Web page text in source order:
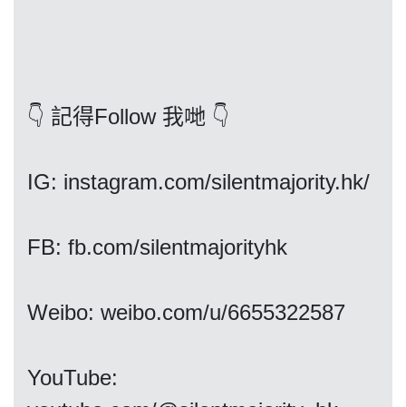
👇 記得Follow 我哋 👇
IG: instagram.com/silentmajority.hk/
FB: fb.com/silentmajorityhk
Weibo: weibo.com/u/6655322587
​​​​​​​YouTube: